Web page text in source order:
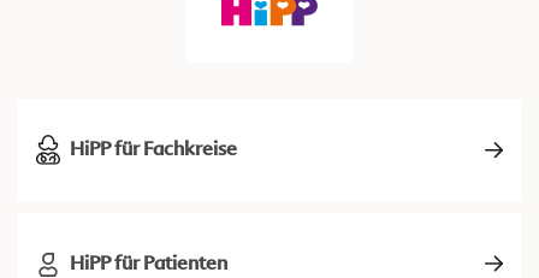
HiPP für Fachkreise
HiPP für Patienten